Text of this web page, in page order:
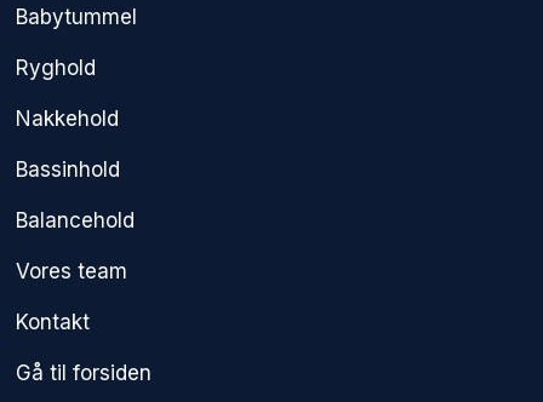
Babytummel
Ryghold
Nakkehold
Bassinhold
Balancehold
Vores team
Kontakt
Gå til forsiden